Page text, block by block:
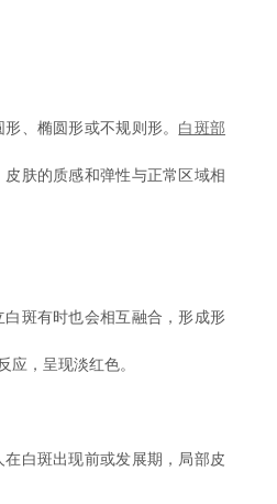
、椭圆形或不规则形。 白斑部
肤的质感和弹性与正常区域相
斑有时也会相互融合，形成形
应，呈现淡红色。
白斑出现前或发展期，局部皮